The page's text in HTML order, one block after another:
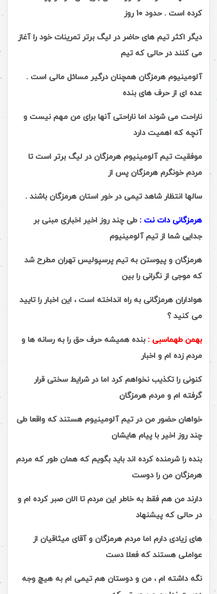
کرده است . حدود 10 روز
دیگر اکثر تیم های حاضر در لیگ برتر تمرینات خود را آغاز
می کنند در حالی که تیم
آلومینیوم هرمزگان همچنان درگیر مسائل مالی است .
عده ای از حرف های بنده
ناراحت می شوند اما ناراحتی آنها برای من مهم نیست و
آنچه که اهمیت دارد
موفقیت تیم آلومینیوم هرمزگان در لیگ برتر است تا
مردم خونگرم هرمزگان پس از
سالها انتظار شاهد تیمی در خور استان هرمزگان باشند .
هرمزگانی دات نت : طی چند روز اخیر اخباری مبنی بر
جدایی شما از تیم آلومینیوم
هرمزگان و پیوستن به تیم پرسپولیس تهران مطرح شد
که موجی از نگرانی را بین
هواداران هرمزگانی به راه انداخته است ، این اخبار را تایید
می کنید ؟
بهمن طهماسبی : بنده همیشه حرف حق را به رسانه ها و
مردم زده ام و اخبار
کنونی را تکذیب نخواهم کرد اما در شرایط سختی قرار
گرفته ام و مردم هرمزگان
خواهان حضور من در تیم آلومینیوم هستند که واقعا طی
چند روز اخیر با پیام هایشان
بنده را شرمنده کرده اند باید بگویم که همان طور که مردم
هرمزگان من را دوست
دارند من هم فقط به خاطر این مردم تا الان صبر کرده ام و
در حالی که پیشنهاد
های زیادی دارم اما مردم هرمزگان و آقای میثاقیان از
عواملی هستند که فعلا دست
نگه داشته ام ، من و دوستان هم تیمی ام به هیچ وجه